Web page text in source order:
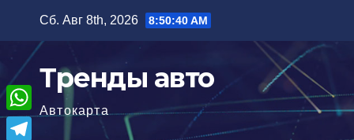
содержимому
Сб. Авг 8th, 2026 8:50:41 AM
Тренды авто
Автокарта
W